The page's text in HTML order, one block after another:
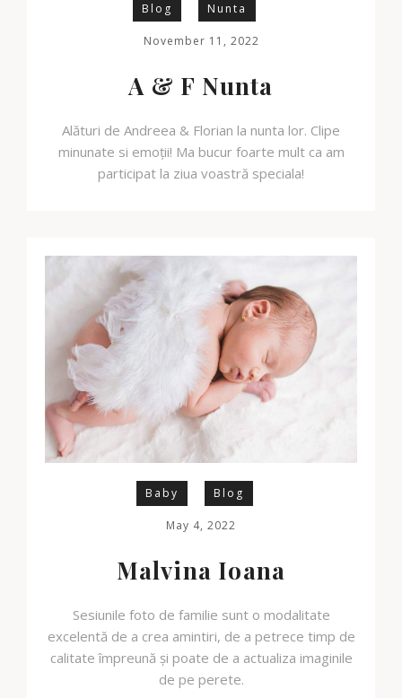
Blog Nunta
November 11, 2022
A & F Nunta
Alături de Andreea & Florian la nunta lor. Clipe
minunate si emoții! Ma bucur foarte mult ca am
participat la ziua voastră speciala!
Baby Blog
May 4, 2022
Malvina Ioana
Sesiunile foto de familie sunt o modalitate
excelentă de a crea amintiri, de a petrece timp de
calitate împreună și poate de a actualiza imaginile
de pe perete.